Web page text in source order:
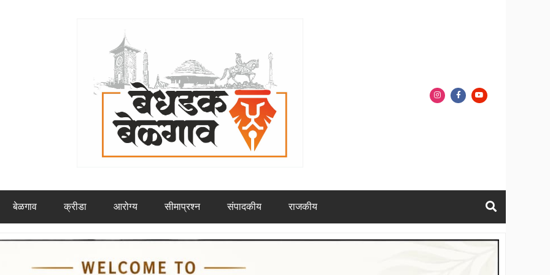
बेळगाव क्रीडा आरोग्य सीमाप्रश्न संपादकीय राजकीय